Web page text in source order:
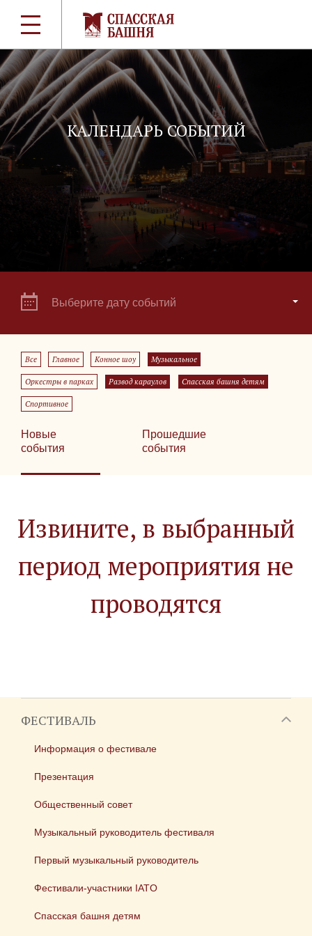
КАЛЕНДАРЬ СОБЫТИЙ
Выберите дату событий
Все Главное Конное шоу Музыкальное
Оркестры в парках Развод караулов Спасская башня детям
Спортивное
Новые
события
Прошедшие
события
Извините, в выбранный
период мероприятия не
проводятся
ФЕСТИВАЛЬ
Информация о фестивале
Презентация
Общественный совет
Музыкальный руководитель фестиваля
Первый музыкальный руководитель
Фестивали-участники IATO
Спасская башня детям